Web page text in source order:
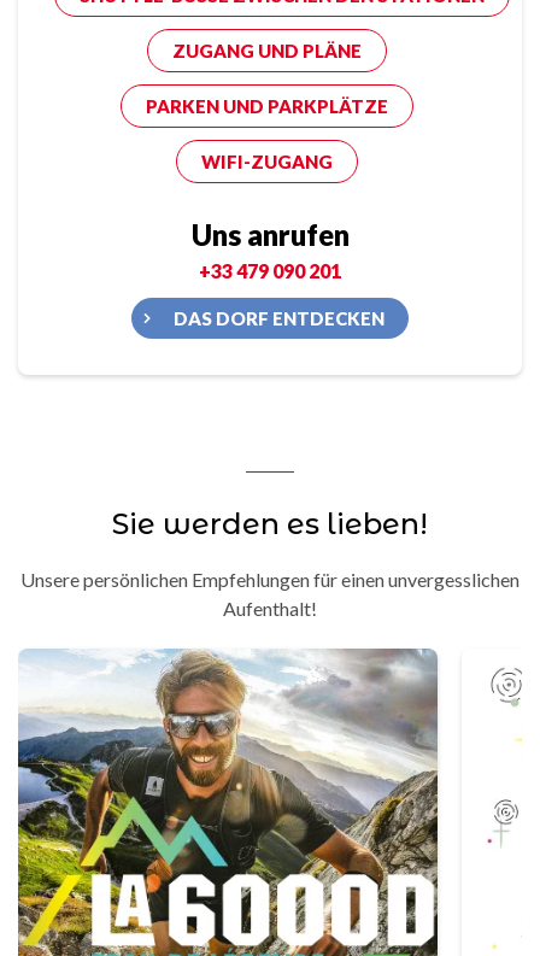
ZUGANG UND PLÄNE
PARKEN UND PARKPLÄTZE
WIFI-ZUGANG
Uns anrufen
+33 479 090 201
DAS DORF ENTDECKEN
Sie werden es lieben!
Unsere persönlichen Empfehlungen für einen unvergesslichen
Aufenthalt!